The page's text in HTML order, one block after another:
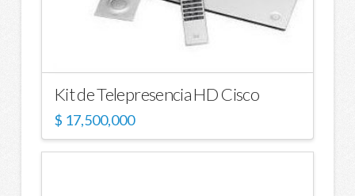
Kit de Telepresencia HD Cisco
$ 17,500,000